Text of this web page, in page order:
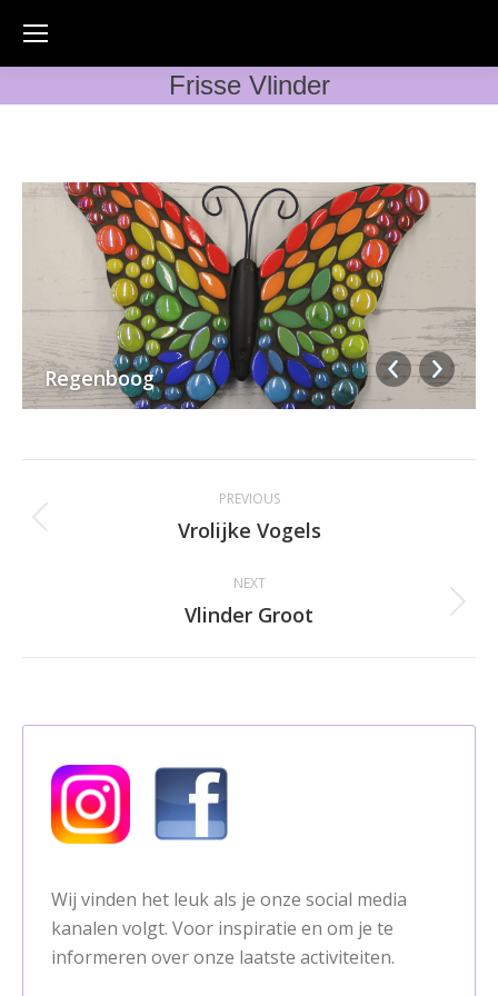
Frisse Vlinder
Regenboog
navigation
PREVIOUS
Previous
Vrolijke Vogels
NEXT
Next
Vlinder Groot
Wij vinden het leuk als je onze social media
kanalen volgt. Voor inspiratie en om je te
informeren over onze laatste activiteiten.